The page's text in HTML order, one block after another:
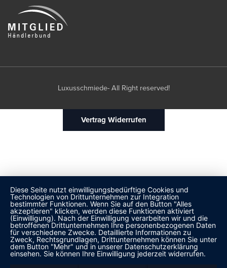
Luxusschmiede- All Right reserved!
Vertrag Widerrufen
Diese Seite nutzt einwilligungsbedürftige Cookies und
Technologien von Drittunternehmen zur Integration
bestimmter Funktionen. Wenn Sie auf den Button "Alles
akzeptieren" klicken, werden diese Funktionen aktiviert
(Einwilligung). Nach der Einwilligung verarbeiten wir und die
betroffenen Drittunternehmen Ihre personenbezogenen Daten
für verschiedene Zwecke. Detaillierte Informationen zu
Zweck, Rechtsgrundlagen, Drittunternehmen können Sie unter
dem Button "Mehr" und in unserer Datenschutzerklärung
einsehen. Sie können Ihre Einwilligung jederzeit widerrufen.